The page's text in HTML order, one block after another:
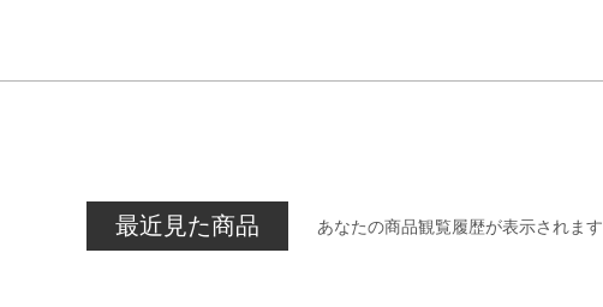
最近見た商品 あなたの商品観覧履歴が表示されます